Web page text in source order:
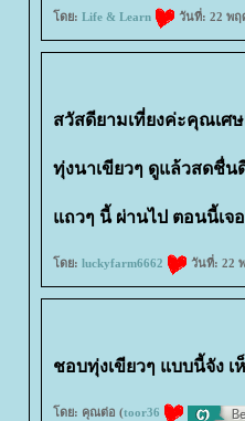
ดย: Life & Learn วันที่: 22 พฤ
สวัสดียามเที่ยงค่ะคุณเศษ
ทุ่งนาเขียวๆ ดูแล้วสดชื่น
ถวๆ นี้ ผ่านไป ตอนนี้เจ
ดย: luckyfarm6662 วันที่: 22
ชอบทุ่งเขียวๆ แบบนี้จัง
ดย: คุณต่อ (toor36